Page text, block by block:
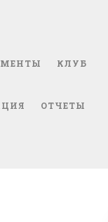
КЛУБ
ОТЧЕТЫ